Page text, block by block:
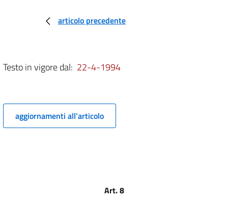
articolo precedente
Testo in vigore dal: 22-4-1994
aggiornamenti all'articolo
Art. 8